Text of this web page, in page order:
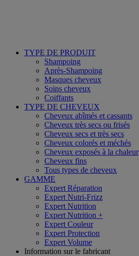
TYPE DE PRODUIT
Shampoing
Après-Shampoing
Masques cheveux
Soins cheveux
Coiffants
TYPE DE CHEVEUX
Cheveux abîmés et cassants
Cheveux très secs ou frisés
Cheveux secs et très secs
Cheveux colorés et méchés
Cheveux exposés à la chaleur
Cheveux fins
Tous types de cheveux
GAMME
Expert Réparation
Expert Nutri-Frizz
Expert Nutrition
Expert Nutrition +
Expert Couleur
Expert Protection
Expert Volume
Information sur le fabricant